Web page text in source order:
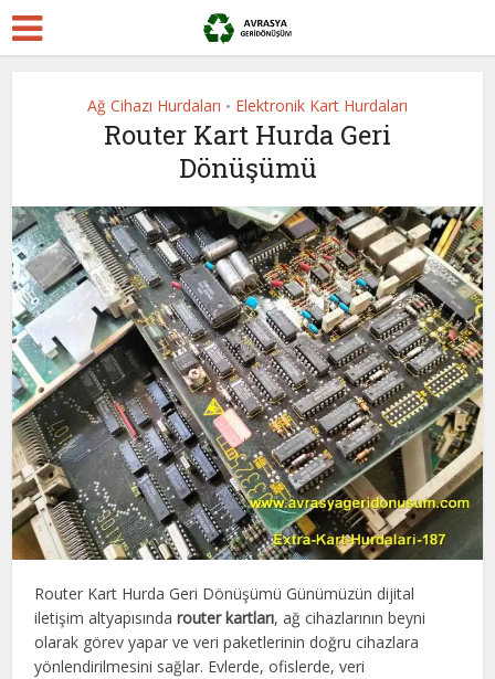
Ağ Cihazı Hurdaları • Elektronik Kart Hurdaları
Router Kart Hurda Geri
Dönüşümü
Router Kart Hurda Geri Dönüşümü Günümüzün dijital
iletişim altyapısındarouter kartları, ağ cihazlarının beyni
olarak görev yapar ve veri paketlerinin doğru cihazlara
yönlendirilmesini sağlar. Evlerde, ofislerde, veri